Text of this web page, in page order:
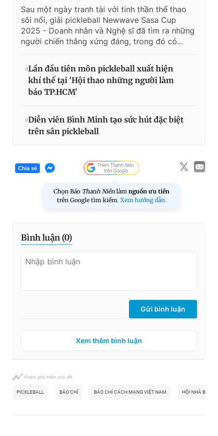
Sau một ngày tranh tài với tinh thần thể thao
sôi nổi, giải pickleball Newwave Sasa Cup
2025 - Doanh nhân và Nghệ sĩ đã tìm ra những
người chiến thắng xứng đáng, trong đó có...
Lần đầu tiên môn pickleball xuất hiện
khí thế tại 'Hội thao những người làm
báo TP.HCM'
Diễn viên Bình Minh tạo sức hút đặc biệt
trên sân pickleball
Chia sẻ
Chọn Báo Thanh Niên làm nguồn ưu tiên
trên Google tìm kiếm. Xem hướng dẫn.
Bình luận (0)
Gửi bình luận
Xem thêm bình luận
Khám phá thêm chủ đề
PICKLEBALL BÁO CHÍ BÁO CHÍ CÁCH MẠNG VIỆT NAM HỘI NHÀ BÁO